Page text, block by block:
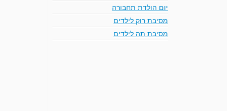
יום הולדת תחבורה
מסיבת רוק לילדים
מסיבת תה לילדים